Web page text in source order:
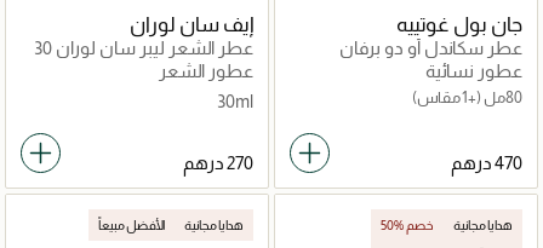
جان بول غوتييه
عطر سكاندل أو دو برفان
عطور نسائية
80مل (+1 مقاس)
إيف سان لوران
عطر الشعر ليبر سان لوران 30
مل
عطور الشعر
30ml
هدايا مجانية 50% خصم هدايا مجانية الأفضل مبيعاً